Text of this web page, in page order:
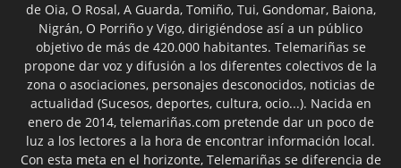
de Oia, O Rosal, A Guarda, Tomiño, Tui, Gondomar, Baiona,
Nigrán, O Porriño y Vigo, dirigiéndose así a un público
objetivo de más de 420.000 habitantes. Telemariñas se
propone dar voz y difusión a los diferentes colectivos de la
zona o asociaciones, personajes desconocidos, noticias de
actualidad (Sucesos, deportes, cultura, ocio...). Nacida en
enero de 2014, telemariñas.com pretende dar un poco de
luz a los lectores a la hora de encontrar información local.
Con esta meta en el horizonte, Telemariñas se diferencia de